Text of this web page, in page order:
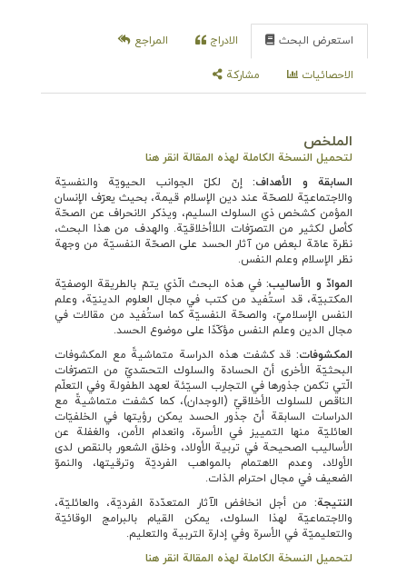
استعرض البحث الادراج المراجع
الاحصائيات مشاركة
الملخص
لتحميل النسخة الكاملة لهذه المقالة انقر هنا
السابقة و الأهداف: إنّ لكلّ الجوانب الحيويّة والنفسيّة
والاجتماعيّة للصحّة عند دین الإسلام قيمة، بحيث يعرّف الإنسان
المؤمن كشخص ذي السلوك السليم، ويذكر الانحراف عن الصحّة
كأصل لكثير من التصرّفات اللاأخلاقيّة. والهدف من هذا البحث،
نظرة عامّة لبعض من آثار الحسد على الصحّة النفسيّة من وجهة
نظر الإسلام وعلم النفس.
الموادّ و الأساليب: في هذه البحث الّذي يتمّ بالطريقة الوصفيّة
المكتبيّة، قد استُفيد من كتب في مجال العلوم الدينيّة، وعلم
النفس الإسلاميّ، والصحّة النفسيّة كما استُفيد من مقالات في
مجال الدين وعلم النفس مؤكّدًا على موضوع الحسد.
المكشوفات: قد كشفت هذه الدراسة متماشيةً مع المكشوفات
البحثيّة الأخرى أنّ الحسادة والسلوك التحسّديّ من التصرّفات
الّتي تكمن جذورها في التجارب السيّئة لعهد الطفولة وفي التعلّم
الناقص للسلوك الأخلاقيّ (الوجدان)، كما كشفت متماشيةً مع
الدراسات السابقة أنّ جذور الحسد يمكن رؤيتها في الخلفيّات
العائليّة منها التمييز في الأسرة، وانعدام الأمن، والغفلة عن
الأساليب الصحيحة في تربية الأولاد، وخلق الشعور بالنقص لدى
الأولاد، وعدم الاهتمام بالمواهب الفرديّة وترقيتها، والنموّ
الضعيف في مجال احترام الذات.
النتیجة­: من أجل انخافض الآثار المتعدّدة الفرديّة، والعائليّة،
والاجتماعيّة لهذا السلوك، يمكن القيام بالبرامج الوقائيّة
والتعليميّة في الأسرة وفي إدارة التربية والتعليم.
لتحميل النسخة الكاملة لهذه المقالة انقر هنا